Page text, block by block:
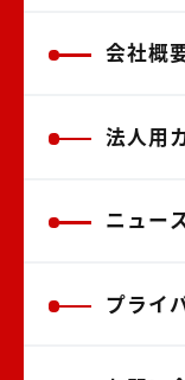
会社概
法人用
ニュー
プライ